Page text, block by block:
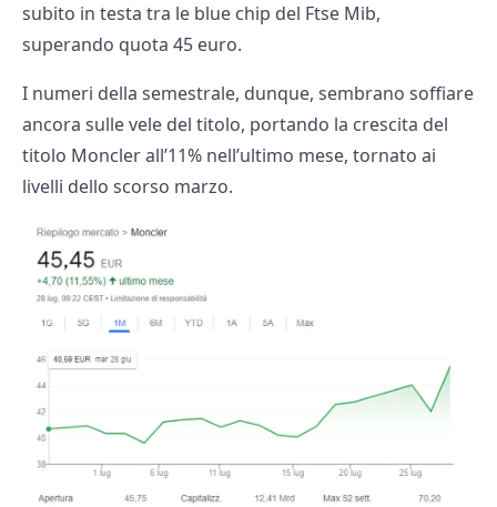
subito in testa tra le blue chip del Ftse Mib,
superando quota 45 euro.
I numeri della semestrale, dunque, sembrano soffiare
ancora sulle vele del titolo, portando la crescita del
titolo Moncler all’11% nell’ultimo mese, tornato ai
livelli dello scorso marzo.